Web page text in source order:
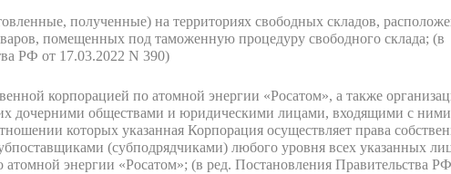
полученные) на территориях свободных складов,
помещенных под таможенную процедуру свободного склада; (в
РФ от 17.03.2022 N 390)
корпорацией по атомной энергии «Росатом», а также
дочерними обществами и юридическими лицами, входящими с
которых указанная Корпорация осуществляет права
(субподрядчиками) любого уровня всех указанных
атомной энергии «Росатом»; (в ред. Постановления Правительства